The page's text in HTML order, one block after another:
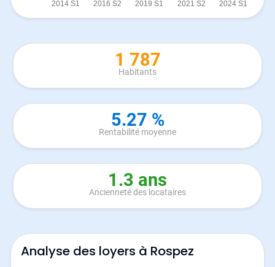
1 787
Habitants
5.27 %
Rentabilité moyenne
1.3 ans
Ancienneté des locataires
Analyse des loyers à Rospez